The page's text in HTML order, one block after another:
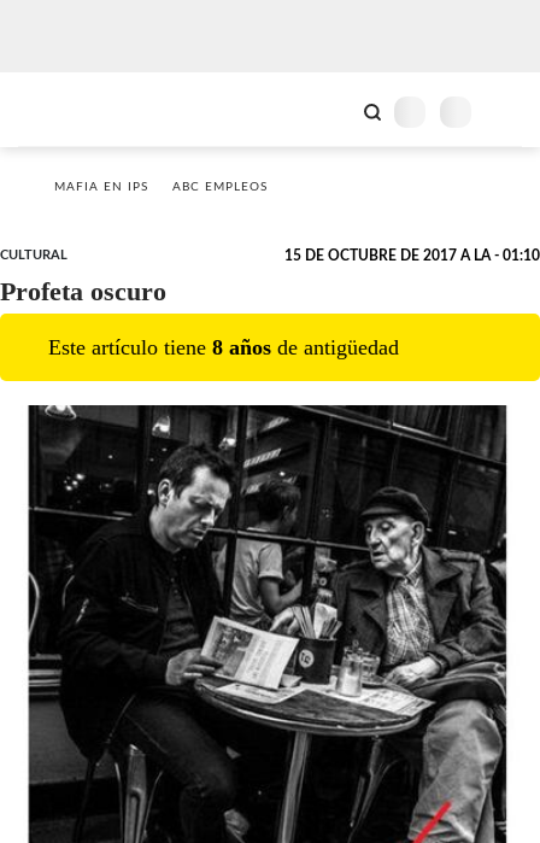
MAFIA EN IPS ABC EMPLEOS
CULTURAL 15 DE OCTUBRE DE 2017 A LA - 01:10
Profeta oscuro
Este artículo tiene 8 años de antigüedad